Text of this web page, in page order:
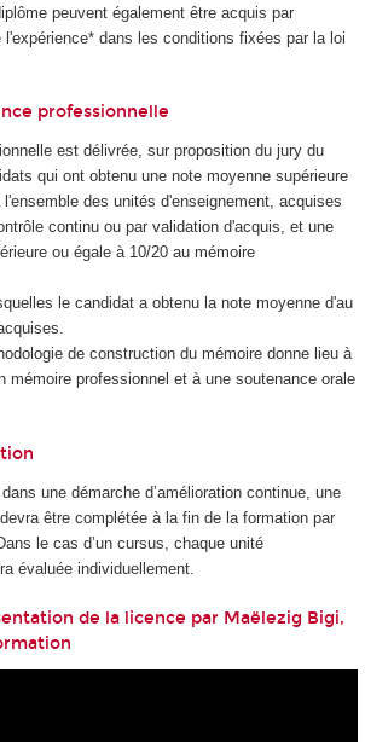
peuvent également être acquis par
dans les conditions fixées par la loi
professionnelle
est délivrée, sur proposition du jury du
qui ont obtenu une note moyenne supérieure
des unités d'enseignement, acquises
continu ou par validation d'acquis, et une
ou égale à 10/20 au mémoire
le candidat a obtenu la note moyenne d'au
de construction du mémoire donne lieu à
mémoire professionnel et à une soutenance orale
une démarche d’amélioration continue, une
être complétée à la fin de la formation par
le cas d’un cursus, chaque unité
évaluée individuellement.
de la licence par Maëlezig Bigi,